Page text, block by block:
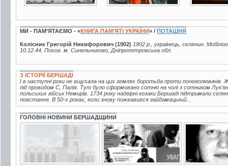
МИ - ПАМ’ЯТАЄМО - «КНИГА ПАМ’ЯТІ УКРАЇНИ» / ПОТАШНЯ
Колісник Григорій Никифорович (1902) 1902 р., українець, селянин.
10.12.44. Похов. м. Синельниково, Дніпропетровська обл.
З ІСТОРІЇ БЕРШАДІ
І в наступні роки не вщухала на цих землях боротьба проти поневолювачів.
під проводом С, Палія. Тут було сформовано сотню на чолі з сотником
польських військ Немирів. 1734 року надвірні козаки Бершаді підтримали
повстання. В 50-х роках, коли знову пожвавився гайдамацький...
ГОЛОВНІ НОВИНИ БЕРШАДЩИНИ